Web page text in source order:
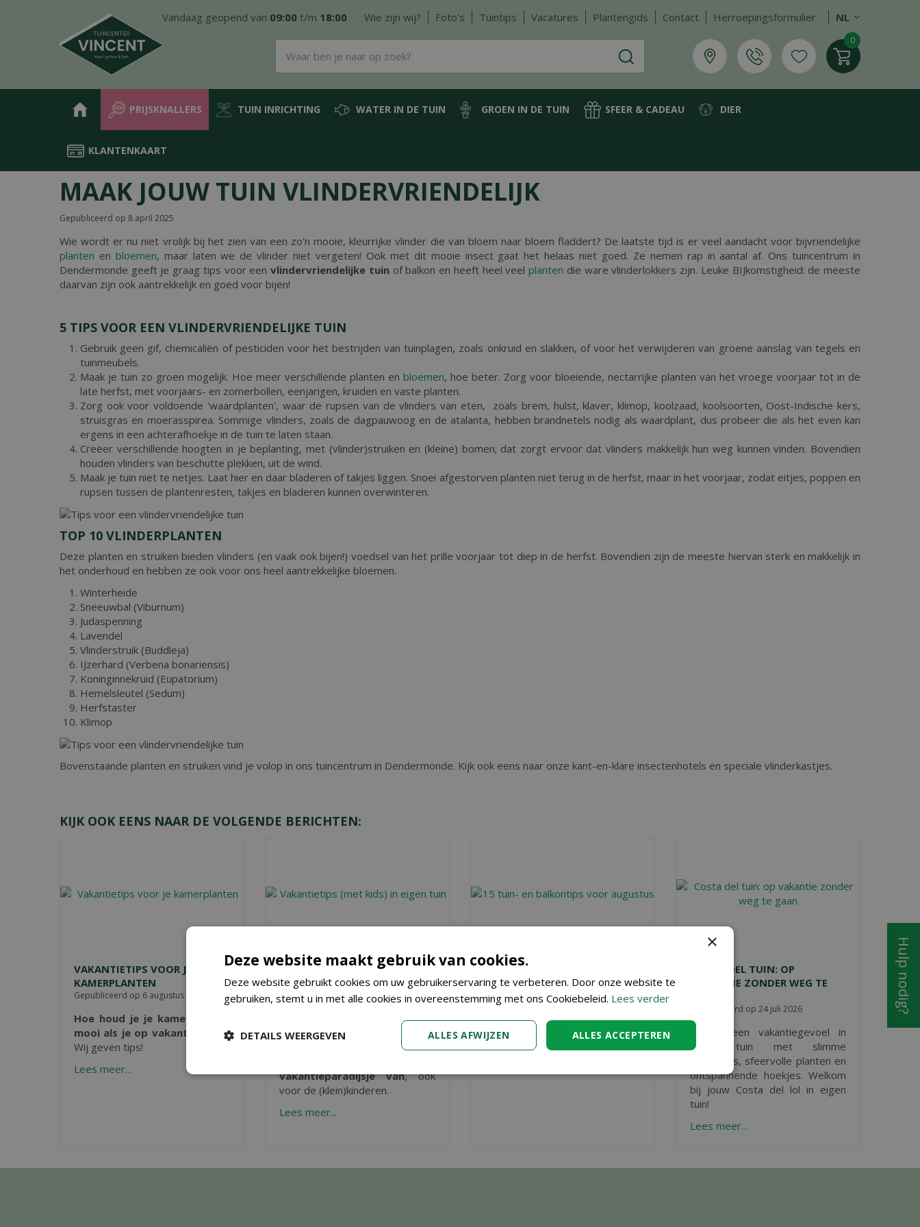
Home Nieuws Maak jouw tuin vlindervriendelijk
Vandaag geopend van 09:00 t/m 18:00 Wie zijn wij? Foto's Tuintips Vacatures Plantengids Contact Herroepingsformulier NL
PRIJSKNALLERS TUIN INRICHTING WATER IN DE TUIN GROEN IN DE TUIN SFEER & CADEAU DIER
KLANTENKAART
MAAK JOUW TUIN VLINDERVRIENDELIJK
Gepubliceerd op 8 april 2025
Wie wordt er nu niet vrolijk bij het zien van een zo'n mooie, kleurrijke vlinder die van bloem naar bloem fladdert? De laatste tijd is er veel aandacht voor bijvriendelijke
planten en bloemen, maar laten we de vlinder niet vergeten! Ook met dit mooie insect gaat het helaas niet goed. Ze nemen rap in aantal af. Ons tuincentrum in
Dendermonde geeft je graag tips voor eenvlindervriendelijke tuinof balkon en heeft heel veelplanten die ware vlinderlokkers zijn. Leuke BIJkomstigheid: de meeste
daarvan zijn ook aantrekkelijk en goed voor bijen!
5 TIPS VOOR EEN VLINDERVRIENDELIJKE TUIN
Gebruik geen gif, chemicaliën of pesticiden voor het bestrijden van tuinplagen, zoals onkruid en slakken, of voor het verwijderen van groene aanslag van tegels en
tuinmeubels.
Maak je tuin zo groen mogelijk. Hoe meer verschillende planten en bloemen, hoe beter. Zorg voor bloeiende, nectarrijke planten van het vroege voorjaar tot in de
late herfst, met voorjaars- en zomerbollen, eenjarigen, kruiden en vaste planten.
Zorg ook voor voldoende 'waardplanten', waar de rupsen van de vlinders van eten, zoals brem, hulst, klaver, klimop, koolzaad, koolsoorten, Oost-Indische kers,
struisgras en moerasspirea. Sommige vlinders, zoals de dagpauwoog en de atalanta, hebben brandnetels nodig als waardplant, dus probeer die als het even kan
ergens in een achterafhoekje in de tuin te laten staan.
Creëer verschillende hoogten in je beplanting, met (vlinder)struiken en (kleine) bomen; dat zorgt ervoor dat vlinders makkelijk hun weg kunnen vinden. Bovendien
houden vlinders van beschutte plekken, uit de wind.
Maak je tuin niet te netjes. Laat hier en daar bladeren of takjes liggen. Snoei afgestorven planten niet terug in de herfst, maar in het voorjaar, zodat eitjes, poppen en
rupsen tussen de plantenresten, takjes en bladeren kunnen overwinteren.
TOP 10 VLINDERPLANTEN
Deze planten en struiken bieden vlinders (en vaak ook bijen!) voedsel van het prille voorjaar tot diep in de herfst. Bovendien zijn de meeste hiervan sterk en makkelijk in
het onderhoud en hebben ze ook voor ons heel aantrekkelijke bloemen.
Winterheide
Sneeuwbal (Viburnum)
Judaspenning
Lavendel
Vlinderstruik (Buddleja)
IJzerhard (Verbena bonariensis)
Koninginnekruid (Eupatorium)
Hemelsleutel (Sedum)
Herfstaster
Klimop
Bovenstaande planten en struiken vind je volop in ons tuincentrum in Dendermonde. Kijk ook eens naar onze kant-en-klare insectenhotels en speciale vlinderkastjes.
KIJK OOK EENS NAAR DE VOLGENDE BERICHTEN:
VAKANTIETIPS VOOR JE
KAMERPLANTEN
Gepubliceerd op 6 augustus 2026
Hoe houd je je kamerplanten
mooi als je op vakantie gaat?
Wij geven tips!
Lees meer...
VAKANTIETIPS (MET KIDS) IN
EIGEN TUIN
Gepubliceerd op 4 augustus 2026
Ga je deze zomer niet op
vakantie? Maak er dan in
eigen
tuin of op eigen balkon of
vakantieparadijsje van, ook
voor de (klein)kinderen.
Lees meer...
15 TUIN- EN BALKONTIPS
VOOR AUGUSTUS
Gepubliceerd op31 juli 2026
Wij geven je 15 leuke tips voor
in de tuin en op het balkon.
Lees meer...
COSTA DEL TUIN: OP
VAKANTIE ZONDER WEG TE
Gepubliceerd op 24 juli 2026
Creëer een vakantiegevoel in
eigen tuin met slimme
stylingtips, sfeervolle planten en
ontspannende hoekjes. Welkom
bij jouw Costa del lol in eigen
tuin!
Lees meer...
Hulp nodig?
×
Deze website maakt gebruik van cookies.
Deze website gebruikt cookies om uw gebruikerservaring te verbeteren. Door onze website te
gebruiken, stemt u in met alle cookies in overeenstemming met ons Cookiebeleid. Lees verder
ALLES ACCEPTEREN
ALLES AFWIJZEN
DETAILS WEERGEVEN